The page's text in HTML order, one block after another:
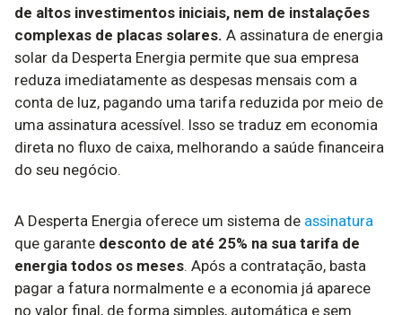
de altos investimentos iniciais, nem de instalações
complexas de placas solares. A assinatura de energia
solar da Desperta Energia permite que sua empresa
reduza imediatamente as despesas mensais com a
conta de luz, pagando uma tarifa reduzida por meio de
uma assinatura acessível. Isso se traduz em economia
direta no fluxo de caixa, melhorando a saúde financeira
do seu negócio.
A Desperta Energia oferece um sistema de assinatura
que garante desconto de até 25% na sua tarifa de
energia todos os meses. Após a contratação, basta
pagar a fatura normalmente e a economia já aparece
no valor final, de forma simples, automática e sem